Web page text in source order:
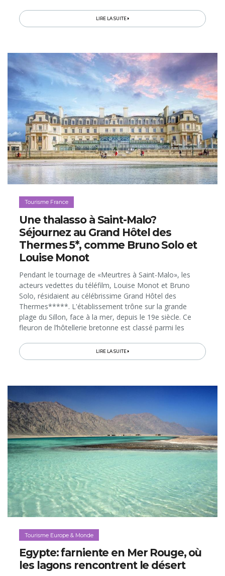
d'Albi...
LIRE LA SUITE
Tourisme France
Une thalasso à Saint-Malo?
Séjournez au Grand Hôtel des
Thermes 5*, comme Bruno Solo et
Louise Monot
Pendant le tournage de «Meurtres à Saint-Malo», les
acteurs vedettes du téléfilm, Louise Monot et Bruno
Solo, résidaient au célébrissime Grand Hôtel des
Thermes*****. L'établissement trône sur la grande
plage du Sillon, face à la mer, depuis le 19e siècle. Ce
fleuron de l’hôtellerie bretonne est classé parmi les
Thermes Marins (...)
LIRE LA SUITE
Tourisme Europe & Monde
Egypte: farniente en Mer Rouge, où
les lagons rencontrent le désert